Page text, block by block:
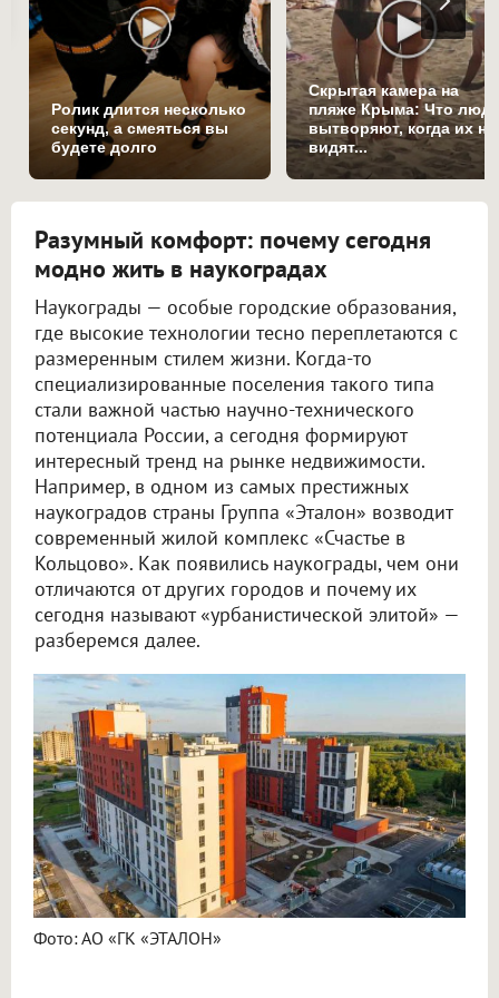
Ролик длится несколько
секунд, а смеяться вы
будете долго
Скрытая камера на
пляже Крыма: Что
вытворяют, когда их не
видят...
Разумный комфорт: почему сегодня
модно жить в наукоградах
Наукограды — особые городские образования,
где высокие технологии тесно переплетаются с
размеренным стилем жизни. Когда-то
специализированные поселения такого типа
стали важной частью научно-технического
потенциала России, а сегодня формируют
интересный тренд на рынке недвижимости.
Например, в одном из самых престижных
наукоградов страны Группа «Эталон» возводит
современный жилой комплекс «Счастье в
Кольцово». Как появились наукограды, чем они
отличаются от других городов и почему их
сегодня называют «урбанистической элитой» —
разберемся далее.
Фото: АО «ГК «ЭТАЛОН»